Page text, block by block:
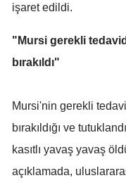
işaret edildi.
"Mursi gerekli
bırakıldı"
Mursi'nin gerekli
bırakıldığı ve
kasıtlı yavaş yavaş
açıklamada,